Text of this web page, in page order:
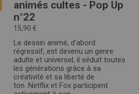
animés cultes - Pop Up
n°22
15,90 €
Le dessin animé, d’abord
régressif, est devenu un genre
adulte et universel, il séduit toutes
les générations grâce à sa
créativité et sa liberté de
ton. Netflix et Fox participent